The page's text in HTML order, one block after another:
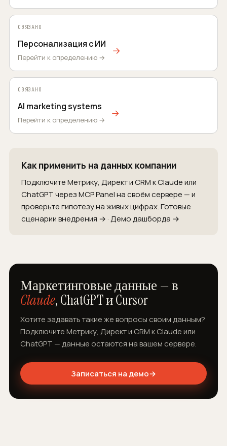
СВЯЗАНО
Персонализация с ИИ
Перейти к определению →
→
СВЯЗАНО
AI marketing systems
Перейти к определению →
→
Как применить на данных компании
Подключите Метрику, Директ и CRM к Claude или
ChatGPT через MCP Panel на своём сервере — и
проверьте гипотезу на живых цифрах.Готовые
сценарии внедрения → ·Демо дашборда →
Маркетинговые данные — в
Claude, ChatGPT и Cursor
Хотите задавать такие же вопросы своим данным?
Подключите Метрику, Директ и CRM к Claude или
ChatGPT — данные остаются на вашем сервере.
Записаться на демо→